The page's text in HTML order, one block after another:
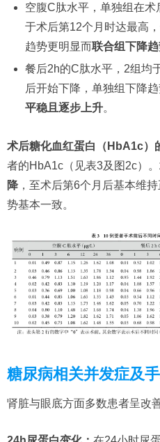
空腹C肽水平，单独组在
于术后第12个月时达最高
趋势更明显而联合组下降
餐后2h的C肽水平，2组均
后开始下降，单独组下降
平稳且逐步上升。
术后糖化血红蛋白（HbA1c）
者的HbA1c（见表3及图2c）。
降 ，至术后第6个月后基本维
势基本一致。
糖尿病相关并发症及
肾脏与眼底方面多数患者呈改